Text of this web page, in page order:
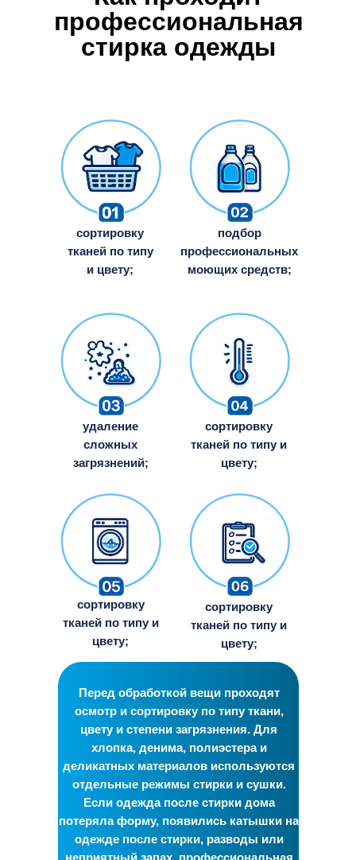
Перед обработкой вещи проходят
осмотр и сортировку по типу ткани,
цвету и степени загрязнения. Для
хлопка, денима, полиэстера и
деликатных материалов используются
отдельные режимы стирки и сушки.
Если одежда после стирки дома
потеряла форму, появились катышки на
одежде после стирки, разводы или
неприятный запах, профессиональная
сортировку
тканей по типу и
цвету;
сортировку
тканей по типу и
цвету;
сортировку
тканей по типу и
цвету;
удаление
сложных
загрязнений;
подбор
профессиональных
моющих средств;
сортировку
тканей по типу
и цвету;
профессиональная
стирка одежды
Дарим вторую жизнь вашим
вещам в
Нижнем Тагиле❤️
+7 800 222 49 79
г. Нижний Тагил, ул. Газетная, д.97а
Посмотреть на карте →
Информация
nt@rchistka.com
Вопросы и
Наши адреса:
г. Нижний Тагил, ул.
Газетная, д.97а